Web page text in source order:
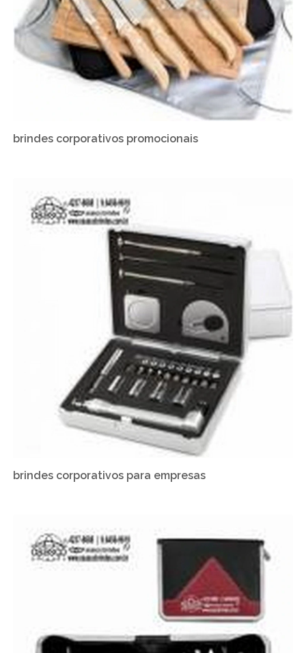
brindes corporativos promocionais
brindes corporativos para empresas